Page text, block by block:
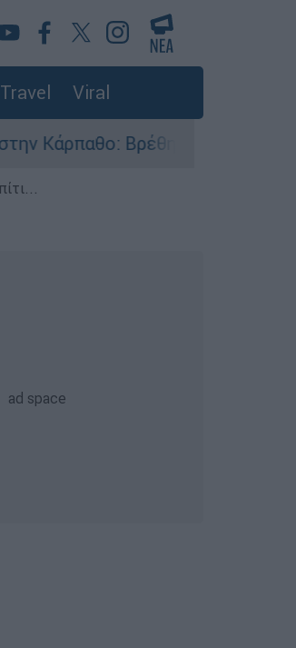
Travel Viral
Βρέθηκαν παλιά πυρομαχικά